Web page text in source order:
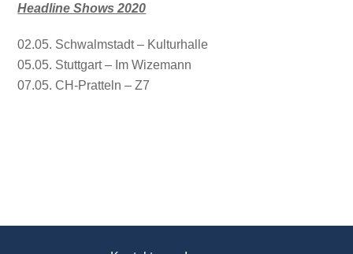
Headline Shows 2020
02.05. Schwalmstadt – Kulturhalle
05.05. Stuttgart – Im Wizemann
07.05. CH-Pratteln – Z7